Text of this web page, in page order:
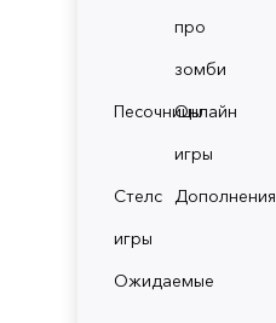
про
зомби
ПесочницыОнлайн
игры
Стелс
игры
Дополнения
Ожидаемые